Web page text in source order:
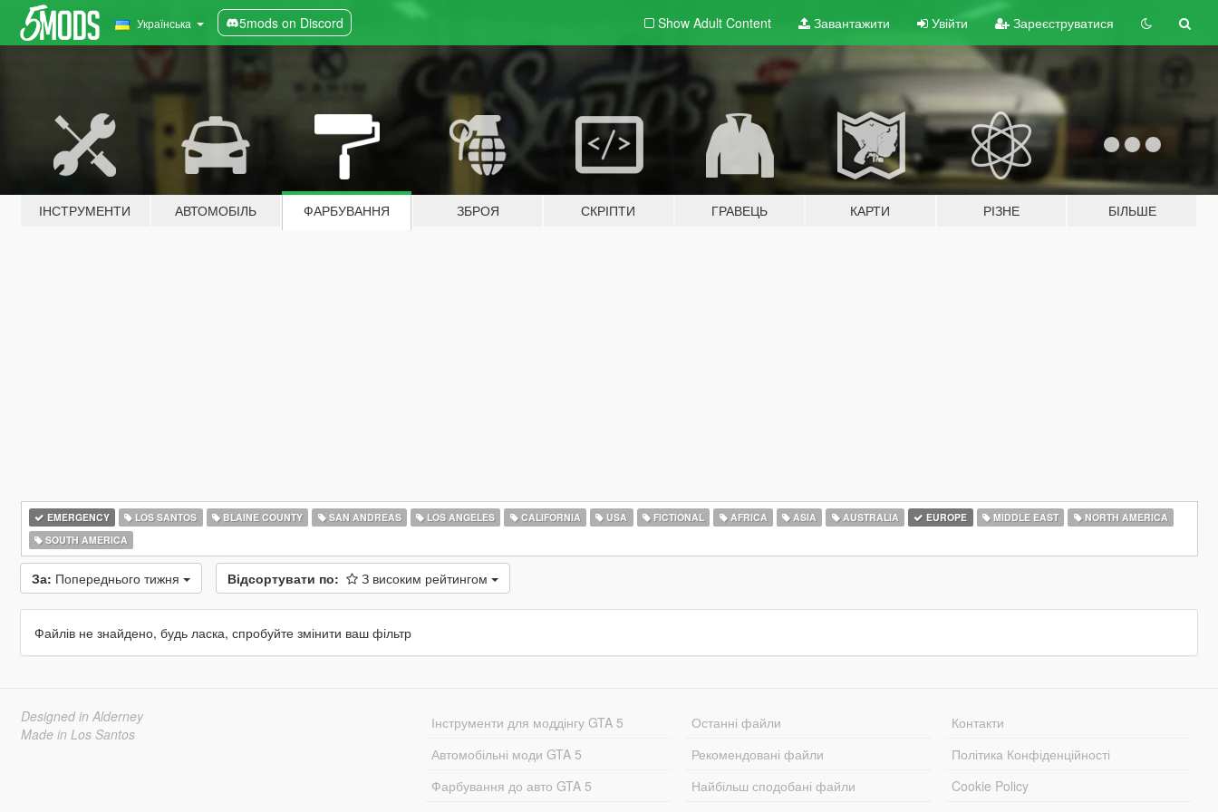
Українська 5mods on Discord Show Adult Content Завантажити Увійти Зареєструватися
ІНСТРУМЕНТИ АВТОМОБІЛЬ ФАРБУВАННЯ ЗБРОЯ СКРІПТИ ГРАВЕЦЬ КАРТИ РІЗНЕ БІЛЬШЕ
EMERGENCY LOS SANTOS BLAINE COUNTY SAN ANDREAS LOS ANGELES CALIFORNIA USA FICTIONAL AFRICA ASIA AUSTRALIA EUROPE MIDDLE EAST
NORTH AMERICA
SOUTH AMERICA
За: Попереднього тижня Відсортувати по: З високим рейтингом
Файлів не знайдено, будь ласка, спробуйте змінити ваш фільтр
Designed in Alderney
Made in Los Santos
Інструменти для моддінгу GTA 5
Автомобільні моди GTA 5
Фарбування до авто GTA 5
Останні файли
Рекомендовані файли
Найбільш сподобані файли
Контакти
Політика Конфіденційності
Cookie Policy